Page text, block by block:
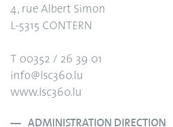
4, rue Albert Simon
L-5315 CONTERN
T 00352 / 26 39 01
info@lsc360.lu
www.lsc360.lu
ADMINISTRATION DIRECTION